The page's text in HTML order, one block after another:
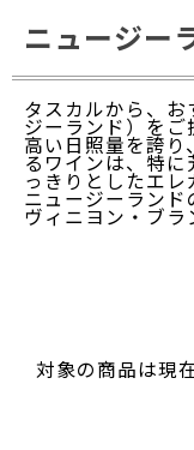
ニュージー
タスカルから、
ジーランド）をご
高い日照量を誇
るワインは、特
っきりとしたエレ
ニュージーラン
ヴィニヨン・ブラ
対象の商品は現